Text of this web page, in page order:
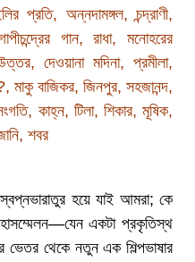
প্রতি, অন্নদামঙ্গল, চন্দ্রাণী,
গান, রাধা, মনোহরের
দেওয়ানা মদিনা, প্রমীলা,
মাকু বাজিকর, জিনপুর, সহজানন্দ,
কাহ্ন, টিলা, শিকার, মূষিক,
শবর
হয়ে যাই আমরা; কে
একটা প্রকৃতিস্থ
ভেতর থেকে নতুন এক শিল্পভাষার